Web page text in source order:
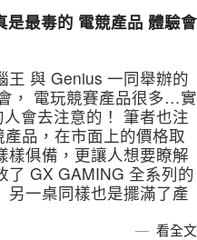
最毒的 電競產品 體驗會
王 與 Genius 一同舉辦的
， 電玩競賽產品很多…實
會去注意的！ 筆者也注
品，在市面上的價格取
樣俱備，更讓人想要瞭解
了 GX GAMING 全系列的
另一桌同樣也是擺滿了產
看全文